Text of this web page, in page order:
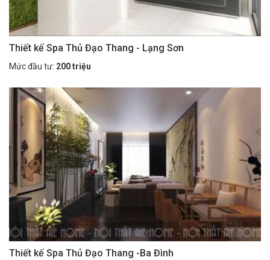
Thiết kế Spa Thủ Đạo Thang - Lạng Sơn
Mức đầu tư: 200 triệu
Thiết kế Spa Thủ Đạo Thang -Ba Đình